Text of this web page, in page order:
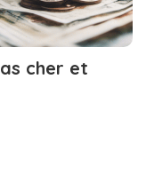
cher et